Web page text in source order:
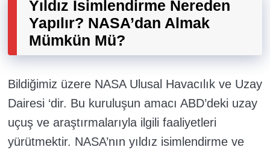
Yıldız İsimlendirme Nereden
Yapılır? NASA’dan Almak
Mümkün Mü?
Bildiğimiz üzere NASA Ulusal Havacılık ve Uzay
Dairesi ‘dir. Bu kuruluşun amacı ABD’deki uzay
uçuş ve araştırmalarıyla ilgili faaliyetleri
yürütmektir. NASA’nın yıldız isimlendirme ve